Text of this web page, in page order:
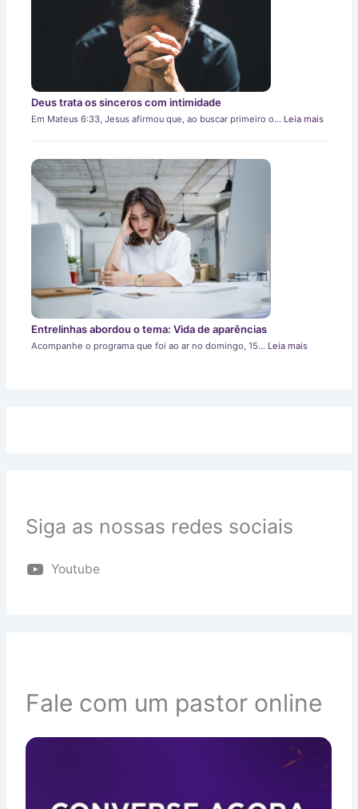
Deus trata os sinceros com intimidade
Em Mateus 6:33, Jesus afirmou que, ao buscar primeiro o… Leia mais
Entrelinhas abordou o tema: Vida de aparências
Acompanhe o programa que foi ao ar no domingo, 15… Leia mais
Siga as nossas redes sociais
Youtube
Fale com um pastor online